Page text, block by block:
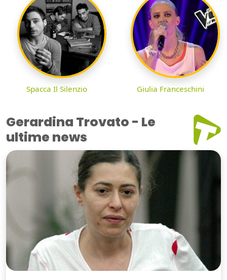
Spacca Il Silenzio Giulia Franceschini
Gerardina Trovato - Le
ultime news